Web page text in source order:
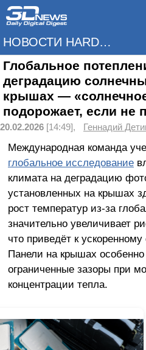
НОВОСТИ HARDWARE
Глобальное
деградацию
крышах —
подорожает, если не
20.02.2026 [14:49], Геннадий
Международная команда
глобальное исследование
климата на деградацию
установленных на крышах
рост температур из-за
значительно увеличивает
что приведёт к
Панели на крышах
ограниченные зазоры при
концентрации тепла.